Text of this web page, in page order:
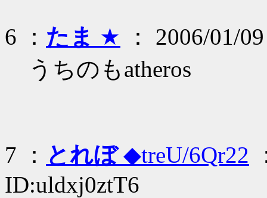
6 ： たま ★ ： 2006/01/
うちのもatheros
7 ： とれぼ◆treU/6Qr22
ID:uldxj0ztT6